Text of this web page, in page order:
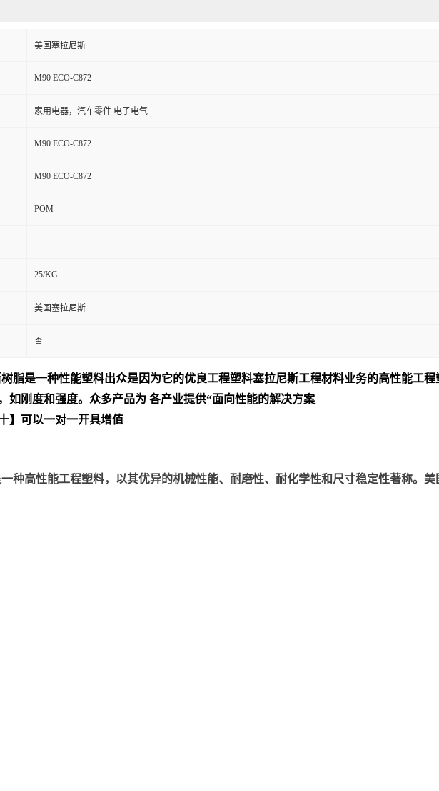
美国塞拉尼斯
M90 ECO-C872
家用电器，汽车零件 电子电气
M90 ECO-C872
M90 ECO-C872
POM
25/KG
美国塞拉尼斯
否
脂是一种性能塑料出众是因为它的优良工程塑料塞拉尼斯工程材料业务的高性能工
如刚度和强度。众多产品为 各产业提供“面向性能的解决方案
】可以一对一开具增值
种高性能工程塑料，以其优异的机械性能、耐磨性、耐化学性和尺寸稳定性著称。